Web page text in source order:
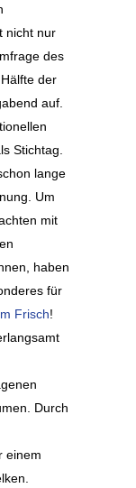
nicht nur
des
der
auf.
Stichtag.
lange
Um
mit
haben
für
Frisch!
Durch
einem